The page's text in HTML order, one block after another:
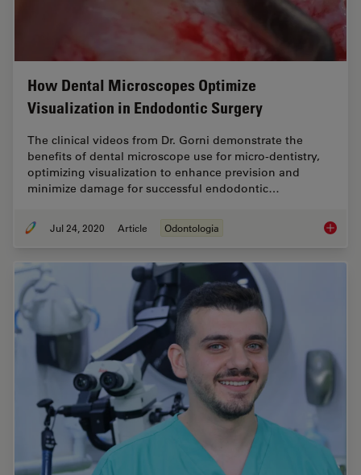
How Dental Microscopes Optimize
Visualization in Endodontic Surgery
The clinical videos from Dr. Gorni demonstrate the
benefits of dental microscope use for micro-dentistry,
optimizing visualization to enhance prevision and
minimize damage for successful endodontic…
Jul 24, 2020 Article Odontologia How